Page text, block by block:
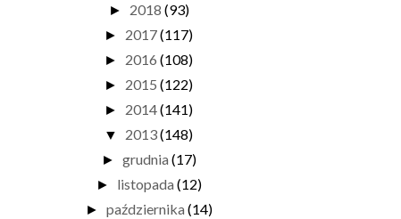
► 2018 (93)
► 2017(117)
► 2016 (108)
► 2015 (122)
► 2014(141)
▼ 2013(148)
► grudnia (17)
► listopada (12)
► października (14)